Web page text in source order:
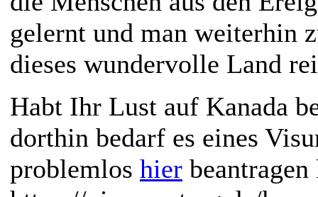
gelernt und man weiterhin
dieses wundervolle Land
Habt Ihr Lust auf Kanada
dorthin bedarf es eines
problemlos hier